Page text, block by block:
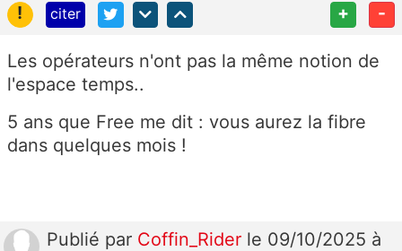
!
citer + -
Les opérateurs n'ont pas la même notion de
l'espace temps..
5 ans que Free me dit : vous aurez la fibre
dans quelques mois !
Publié par Coffin_Rider le 09/10/2025 à